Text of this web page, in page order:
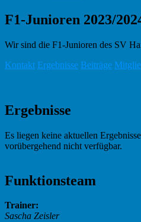
F1-Junioren 2023/
Wir sind die F1-Junioren des SV
Kontakt Ergebnisse Beiträge
Ergebnisse
Es liegen keine aktuellen
vorübergehend nicht verfügbar.
Funktionsteam
Trainer:
Sascha Zeisler